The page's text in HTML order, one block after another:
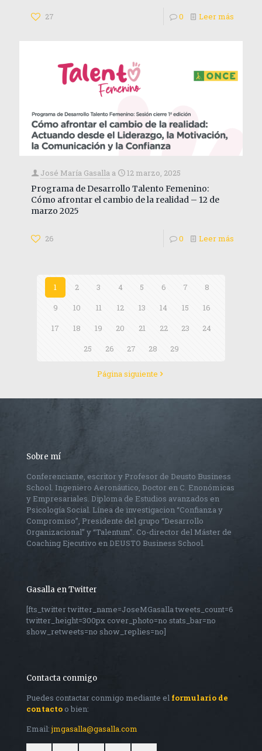
27 0 Leer más
José María Gasalla a
12 marzo, 2025
Programa de Desarrollo Talento Femenino:
Cómo afrontar el cambio de la realidad – 12 de
marzo 2025
26 0 Leer más
1 2 3 4 5 6 7
8
9
10 11 12 13 14 15
16
17
18 19 20 21 22 23
24
25
26 27 28 29
Página siguiente
Sobre mí
Conferenciante, escritor y Profesor de Deusto Business
School. Ingeniero Aeronáutico, Doctor en C. Enonómicas
y Empresariales. Diploma de Estudios avanzados en
Psicología Social. Línea de investigacion “Confianza y
Compromiso”, Presidente del grupo “Desarrollo
Organizacional” y “Talentum”. Co-director del Máster de
Coaching Ejecutivo en DEUSTO Business School.
Gasalla en Twitter
[fts_twitter twitter_name=JoseMGasalla tweets_count=6
twitter_height=300px cover_photo=no stats_bar=no
show_retweets=no show_replies=no]
Contacta conmigo
Puedes contactar conmigo mediante el formulario de
contacto o bien:
Email:jmgasalla@gasalla.com